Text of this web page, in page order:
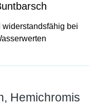
bei
Hemichromis